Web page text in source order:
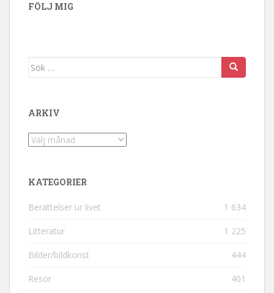
FÖLJ MIG
Sök efter:
ARKIV
Arkiv
KATEGORIER
Berättelser ur livet 1 634
Litteratur 1 225
Bilder/bildkonst 444
Resor 401